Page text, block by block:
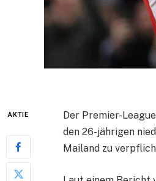
AKTIE
Der Premier-
den 26-jährigen
Mailand zu